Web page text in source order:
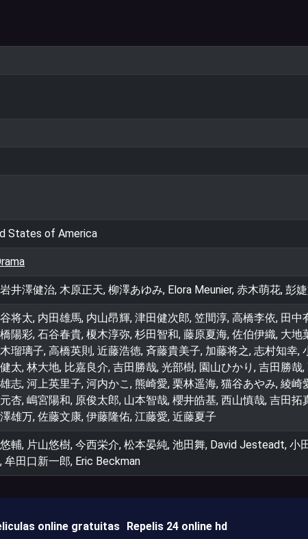
States of America
井澤健治, 木原正天, 柳澤あゆみ, Elora Meunier, 赤木萌花, 彭
将太, 内田雄馬, 内山昂輝, 津田健次郎, 笠間淳, 高橋李依, 田中
陽彩, 石谷春貴, 榎木淳弥, 杉田智和, 藤原夏海, 佐伯伊織, 大地
瑠璃子, 高橋英則, 近藤浩徳, 斉藤貴美子, 加藤将之, 志村知幸,
太, 林大地, 比嘉良介, 吉田勝哉, 光部樹, 園山ひかり, 吉田勝哉
志, 河上英里子, 河内かこ, 熊崎愛, 栗林遥海, 猫谷あやみ, 綾崎
杏, 嶋宮陽和, 原俊太郎, 山本智哉, 櫻井皓基, 西山慎哉, 吉田拓
雄万, 佐藤文康, 伊藤隆佑, 江藤愛, 近藤夏子
輔, 片山悠樹, 今西栄介, 松本晏純, 池⽥舞, David Jesteadt, 小
牟田口新一郎, Eric Beckman
online gratuitas Repelis 24 online hd